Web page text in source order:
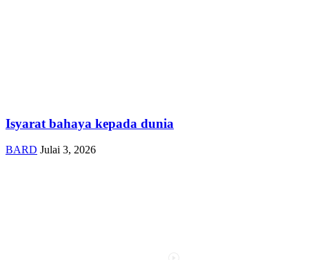
Isyarat bahaya kepada dunia
BARD Julai 3, 2026